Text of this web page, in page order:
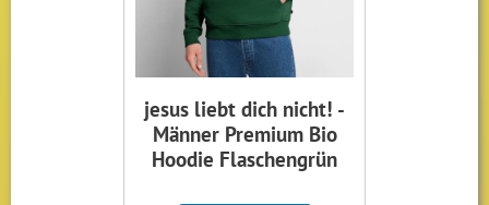
jesus liebt dich nicht! -
Männer Premium Bio
Hoodie Flaschengrün